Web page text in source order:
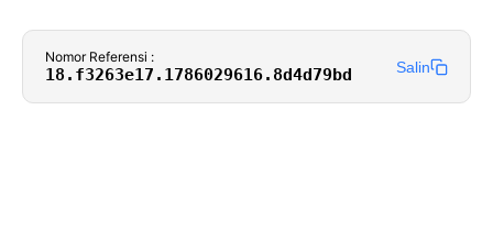
Nomor Referensi :
18.f3263e17.1786029616.8d4d79bd Salin